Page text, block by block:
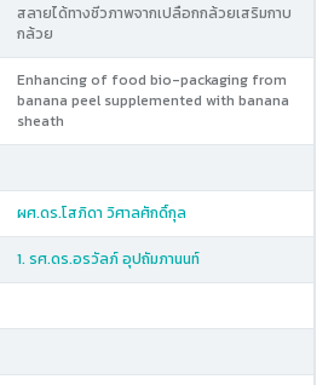
สลายได้ทางชีวภาพจากเปลือกกล้วยเสริมกาบ
กล้วย
Enhancing of food bio-packaging from
banana peel supplemented with banana
sheath
ผศ.ดร.โสภิดา วิศาลศักดิ์กุล
1. รศ.ดร.อรวัลภ์ อุปถัมภานนท์